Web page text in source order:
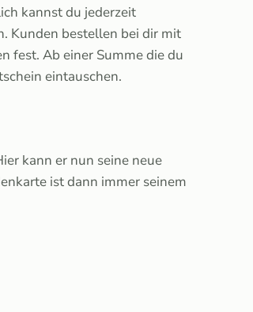
kannst du jederzeit
Kunden bestellen bei dir mit
fest. Ab einer Summe die du
eintauschen.
kann er nun seine neue
ist dann immer seinem